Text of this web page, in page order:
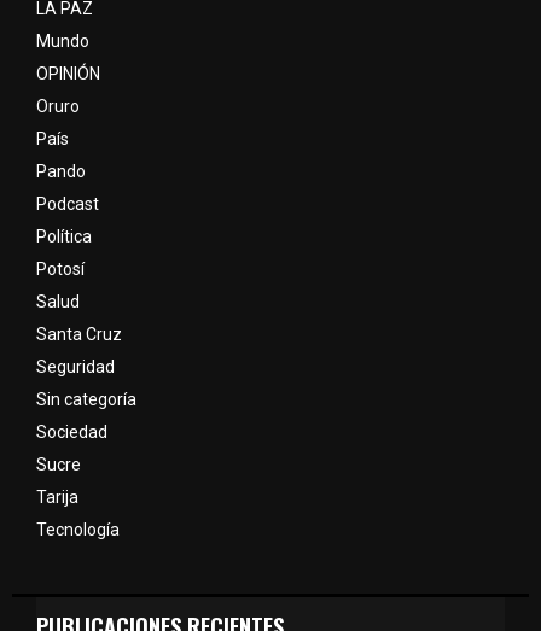
LA PAZ
Mundo
OPINIÓN
Oruro
País
Pando
Podcast
Política
Potosí
Salud
Santa Cruz
Seguridad
Sin categoría
Sociedad
Sucre
Tarija
Tecnología